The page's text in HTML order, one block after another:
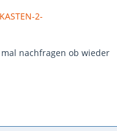
2-
nachfragen ob wieder